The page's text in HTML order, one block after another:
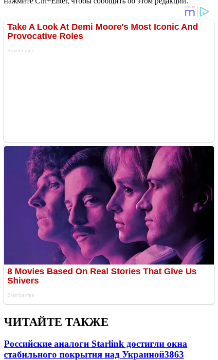
ЧИТАЙТЕ ТАКЖЕ
Российские аналоги Starlink достигли окна
стабильного покрытия над Украиной3863